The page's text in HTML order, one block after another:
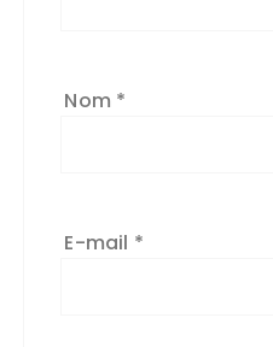
Nom *
E-mail *